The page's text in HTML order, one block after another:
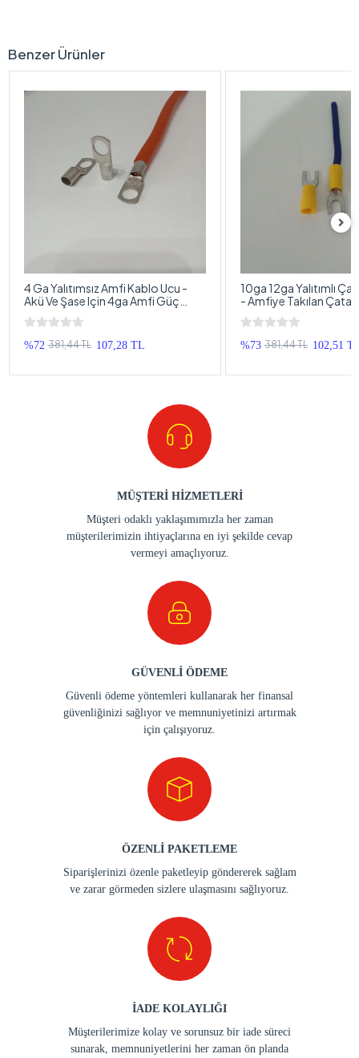
Benzer Ürünler
4 Ga Yalıtımsız Amfi Kablo Ucu -
Akü Ve Şase Için 4ga Amfi Güç
Kablosu Ucu - 1 Adet
%72 381,44 TL 107,28 TL
10ga 12ga Yalıtımlı
- Amfiye Takılan
Terminali - 4 Adet
%73 381,44 TL 102,51
MÜŞTERİ HİZMETLERİ
Müşteri odaklı yaklaşımımızla her zaman
müşterilerimizin ihtiyaçlarına en iyi şekilde cevap
vermeyi amaçlıyoruz.
GÜVENLİ ÖDEME
Güvenli ödeme yöntemleri kullanarak her finansal
güvenliğinizi sağlıyor ve memnuniyetinizi artırmak
için çalışıyoruz.
ÖZENLİ PAKETLEME
Siparişlerinizi özenle paketleyip göndererek sağlam
ve zarar görmeden sizlere ulaşmasını sağlıyoruz.
İADE KOLAYLIĞI
Müşterilerimize kolay ve sorunsuz bir iade süreci
sunarak, memnuniyetlerini her zaman ön planda